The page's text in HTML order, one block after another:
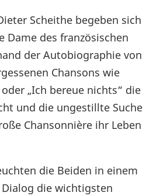
Scheithe begeben sich
Dame des französischen
der Autobiographie von
Chansons wie
„Ich bereue nichts“ die
und die ungestillte Suche
Chansonnière ihr Leben
die Beiden in einem
die wichtigsten